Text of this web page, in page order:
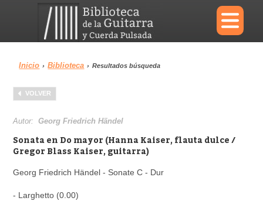
×
Menu
Biblioteca
Área personal
Inicio › Biblioteca › Resultados búsqueda
VOLVER
Autor:Georg Friedrich Händel
Sonata en Do mayor (Hanna Kaiser, flauta dulce /
Gregor Blass Kaiser, guitarra)
Georg Friedrich Händel - Sonate C - Dur
- Larghetto (0.00)